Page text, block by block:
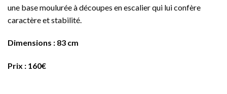
une base moulurée à découpes en escalier qui lui confère
caractère et stabilité.
Dimensions : 83 cm
Prix : 160€